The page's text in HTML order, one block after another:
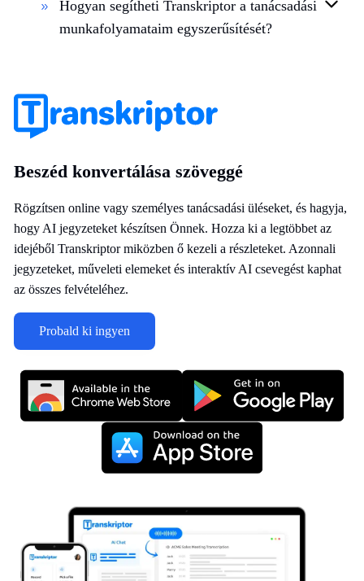
Hogyan segítheti Transkriptor a tanácsadási
munkafolyamataim egyszerűsítését?
Beszéd konvertálása szöveggé
Rögzítsen online vagy személyes tanácsadási üléseket, és hagyja,
hogy AI jegyzeteket készítsen Önnek. Hozza ki a legtöbbet az
idejéből Transkriptor miközben ő kezeli a részleteket. Azonnali
jegyzeteket, műveleti elemeket és interaktív AI csevegést kaphat
az összes felvételéhez.
Probald ki ingyen